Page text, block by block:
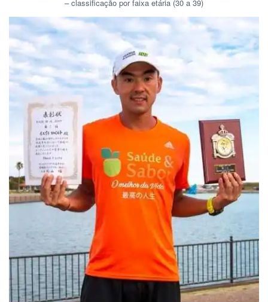
– classificação por faixa etária (30 a 39)